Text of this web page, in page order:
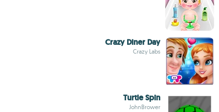
Crazy Diner Day
Crazy Labs
Turtle Spin
JohnBrower